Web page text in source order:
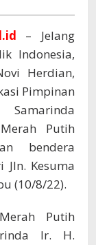
– Jelang
Indonesia,
Herdian,
Pimpinan
Putih
bendera
Kesuma
(10/8/22).
Putih
Ir. H.